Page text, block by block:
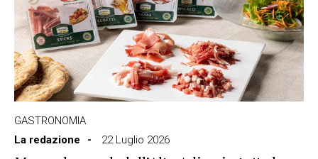
GASTRONOMIA
La redazione
22 Luglio 2026